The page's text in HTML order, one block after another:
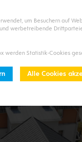
Waldeum Besuchern auf
werbetreibende
werden Statistik-Cookies
Alle Cookies